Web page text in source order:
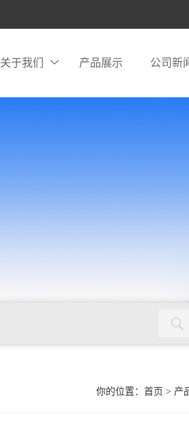
关于我们 产品展示 公司新
你的位置： 首页 > 产